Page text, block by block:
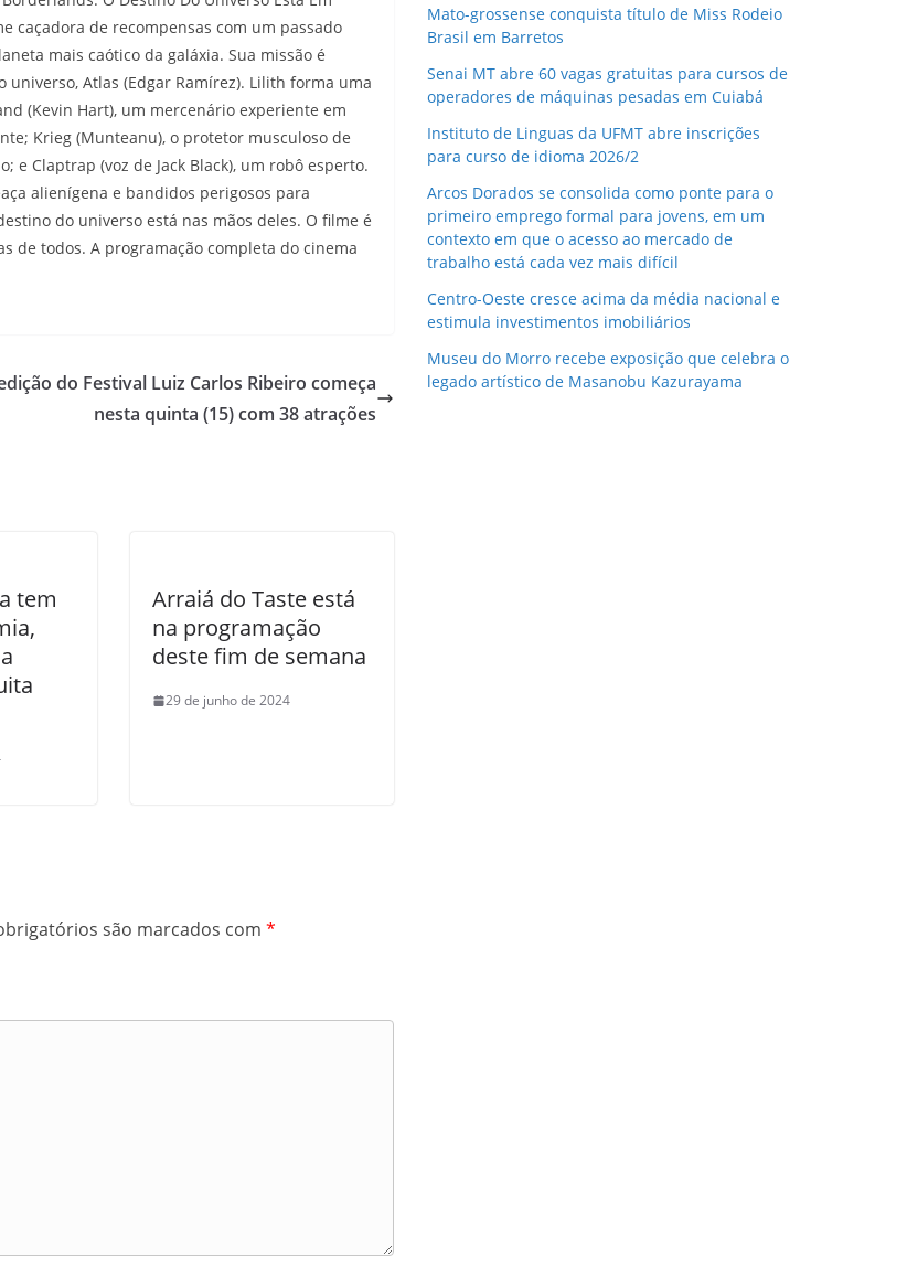
caçadora de recompensas com um passado
mais caótico da galáxia. Sua missão é
Atlas (Edgar Ramírez). Lilith forma uma
(Kevin Hart), um mercenário experiente em
Krieg (Munteanu), o protetor musculoso de
e Claptrap (voz de Jack Black), um robô esperto.
alienígena e bandidos perigosos para
do universo está nas mãos deles. O filme é
de todos. A programação completa do cinema
do Festival Luiz Carlos Ribeiro começa
nesta quinta (15) com 38 atrações
tem
Arraiá do Taste está
na programação
deste fim de semana
29 de junho de 2024
são marcados com *
Mato-grossense conquista título de Miss Rodeio
Brasil em Barretos
Senai MT abre 60 vagas gratuitas para cursos de
operadores de máquinas pesadas em Cuiabá
Instituto de Linguas da UFMT abre inscrições
para curso de idioma 2026/2
Arcos Dorados se consolida como ponte para o
primeiro emprego formal para jovens, em um
contexto em que o acesso ao mercado de
trabalho está cada vez mais difícil
Centro-Oeste cresce acima da média nacional e
estimula investimentos imobiliários
Museu do Morro recebe exposição que celebra o
legado artístico de Masanobu Kazurayama